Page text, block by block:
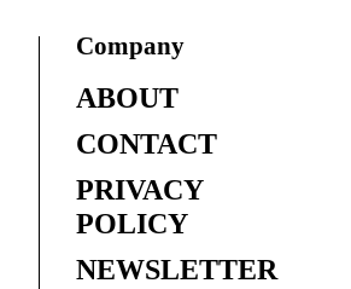
Company
ABOUT
CONTACT
PRIVACY
POLICY
NEWSLETTER